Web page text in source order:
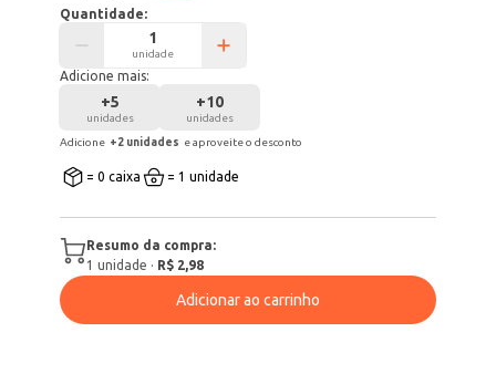
Quantidade:
unidade
Adicione mais:
+5
unidades
+10
unidades
Adicione +2 unidades e aproveite o desconto
= 0 caixa = 1 unidade
Resumo da compra:
1 unidade · R$ 2,98
Adicionar ao carrinho